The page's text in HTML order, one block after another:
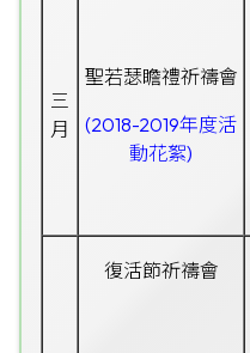
三
月
聖若瑟瞻禮祈禱會
(2018-2019年度活
動花絮)
復活節祈禱會